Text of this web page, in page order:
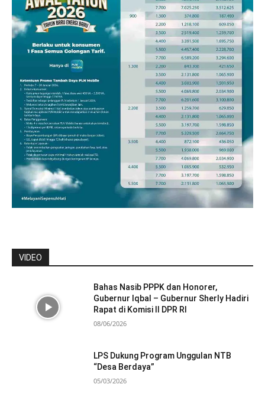
VIDEO
Bahas Nasib PPPK dan Honorer,
Gubernur Iqbal – Gubernur Sherly Hadiri
Rapat di Komisi II DPR RI
08/06/2026
LPS Dukung Program Unggulan NTB
“Desa Berdaya”
05/03/2026